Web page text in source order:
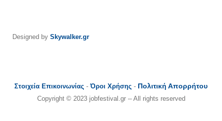
Designed by Skywalker.gr
Στοιχεία Επικοινωνίας -Όροι Χρήσης - Πολιτική Απορρήτου
Copyright © 2023 jobfestival.gr -- All rights reserved